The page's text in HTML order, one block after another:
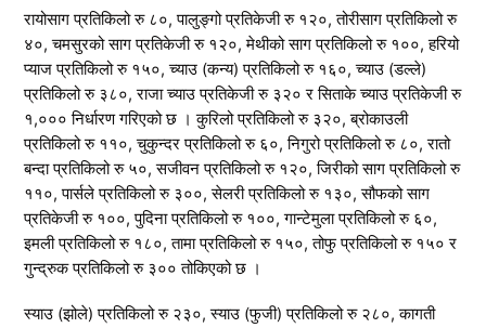
रायोसाग प्रतिकिलो रु ८०, पालुङ्गो प्रतिकेजी रु १२०, तोरीसाग प्रतिकिलो रु
४०, चमसुरको साग प्रतिकेजी रु १२०, मेथीको साग प्रतिकिलो रु १००, हरियो
प्याज प्रतिकिलो रु १५०, च्याउ (कन्य) प्रतिकिलो रु १६०, च्याउ (डल्ले)
प्रतिकिलो रु ३८०, राजा च्याउ प्रतिकेजी रु ३२० र सिताके च्याउ प्रतिकेजी रु
१,००० निर्धारण गरिएको छ । कुरिलो प्रतिकिलो रु ३२०, ब्रोकाउली
प्रतिकिलो रु ११०, चुकुन्दर प्रतिकिलो रु ६०, निगुरो प्रतिकिलो रु ८०, रातो
बन्दा प्रतिकिलो रु ५०, सजीवन प्रतिकिलो रु १२०, जिरीको साग प्रतिकिलो रु
११०, पार्सले प्रतिकिलो रु ३००, सेलरी प्रतिकिलो रु १३०, सौफको साग
प्रतिकेजी रु १००, पुदिना प्रतिकिलो रु १००, गान्टेमुला प्रतिकिलो रु ६०,
इमली प्रतिकिलो रु १८०, तामा प्रतिकिलो रु १५०, तोफु प्रतिकिलो रु १५० र
गुन्द्रुक प्रतिकिलो रु ३०० तोकिएको छ ।
स्याउ (झोले) प्रतिकिलो रु २३०, स्याउ (फुजी) प्रतिकिलो रु २८०, कागती